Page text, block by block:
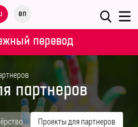
en
перевод
партнеров
Проекты для партнеров